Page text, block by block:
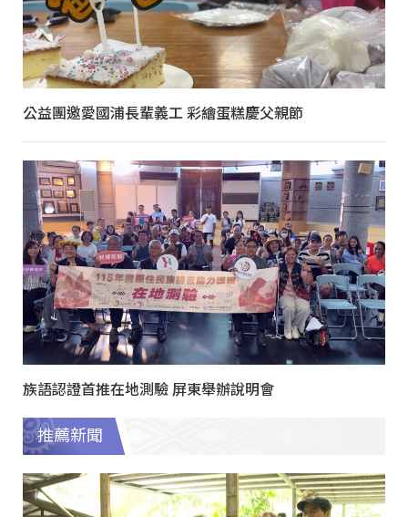
公益團邀愛國浦長輩義工 彩繪蛋糕慶父親節
族語認證首推在地測驗 屏東舉辦說明會
推薦新聞